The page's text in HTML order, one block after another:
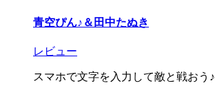
青空ぴん♪＆田中たぬき
レビュー
スマホで文字を入力して敵と戦おう♪